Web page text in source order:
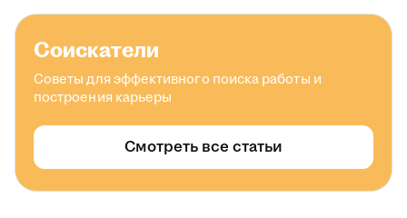
Соискатели
Советы для эффективного поиска работы и
построения карьеры
Смотреть все статьи